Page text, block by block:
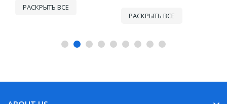
РАСКРЫТЬ ВСЕ
РАСКРЫТЬ ВСЕ